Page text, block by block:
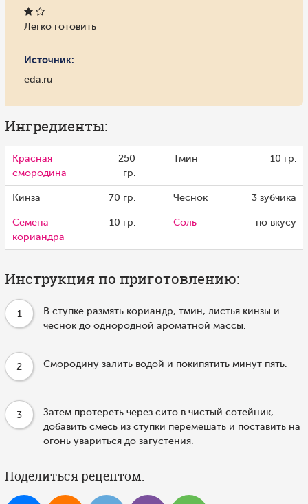
Легко готовить
Источник:
eda.ru
Ингредиенты:
Красная
смородина
250
гр.
Тмин 10 гр.
Кинза 70 гр. Чеснок 3 зубчика
Семена
кориандра
10 гр. Соль по вкусу
Инструкция по приготовлению:
1
В ступке размять кориандр, тмин, листья кинзы и
чеснок до однородной ароматной массы.
2 Смородину залить водой и покипятить минут пять.
3
Затем протереть через сито в чистый сотейник,
добавить смесь из ступки перемешать и поставить на
огонь увариться до загустения.
Поделиться рецептом: